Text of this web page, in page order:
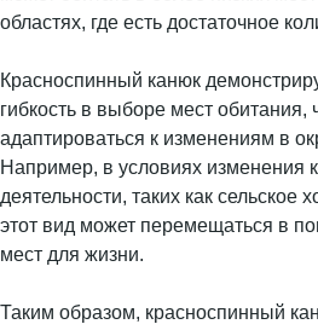
областях, где есть достаточное
Красноспинный канюк
гибкость в выборе мест обитания,
адаптироваться к изменениям в
Например, в условиях изменения
деятельности, таких как сельское
этот вид может перемещаться в
мест для жизни.
Таким образом, красноспинный